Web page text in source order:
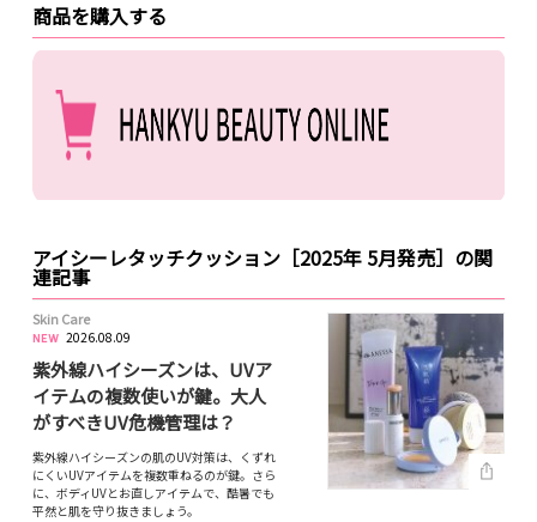
商品を購入する
アイシーレタッチクッション［2025年 5月発売］の関
連記事
Skin Care
2026.08.09
紫外線ハイシーズンは、UVア
イテムの複数使いが鍵。大人
がすべきUV危機管理は？
紫外線ハイシーズンの肌のUV対策は、くずれ
にくいUVアイテムを複数重ねるのが鍵。さら
に、ボディUVとお直しアイテムで、酷暑でも
平然と肌を守り抜きましょう。